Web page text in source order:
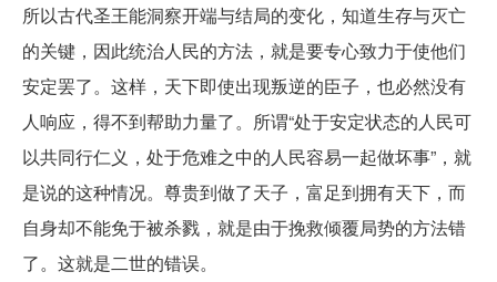
所以古代圣王能洞察开端与结局的变化，知道生存与灭亡
的关键，因此统治人民的方法，就是要专心致力于使他们
安定罢了。这样，天下即使出现叛逆的臣子，也必然没有
人响应，得不到帮助力量了。所谓“处于安定状态的人民可
以共同行仁义，处于危难之中的人民容易一起做坏事”，就
是说的这种情况。尊贵到做了天子，富足到拥有天下，而
自身却不能免于被杀戮，就是由于挽救倾覆局势的方法错
了。这就是二世的错误。